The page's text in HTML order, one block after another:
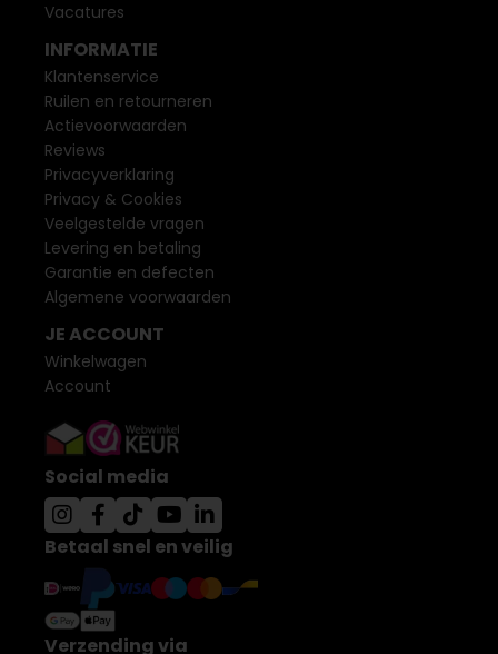
Vacatures
INFORMATIE
Klantenservice
Ruilen en retourneren
Actievoorwaarden
Reviews
Privacyverklaring
Privacy & Cookies
Veelgestelde vragen
Levering en betaling
Garantie en defecten
Algemene voorwaarden
JE ACCOUNT
Winkelwagen
Account
Social media
Betaal snel en veilig
Verzending via